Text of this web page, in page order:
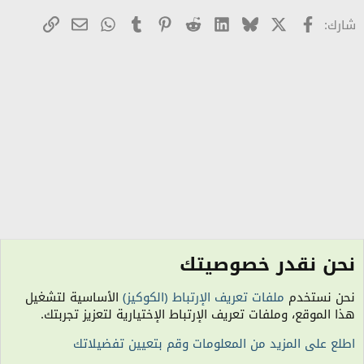
شارك: Facebook
X
Bluesky
LinkedIn
Reddit
Pinterest
Tumblr
WhatsApp
البريدرابط
منتدى الترحيب والمناسبات
الكوكيز
نحن نقدر خصوصيتك
نحن نستخدم ملفات تعريف الإرتباط (الكوكيز) الأساسية لتشغيل
هذا الموقع، وملفات تعريف الإرتباط الإختيارية لتعزيز تجربتك.
اطلع على المزيد من المعلومات وقم بتعيين تفضيلاتك